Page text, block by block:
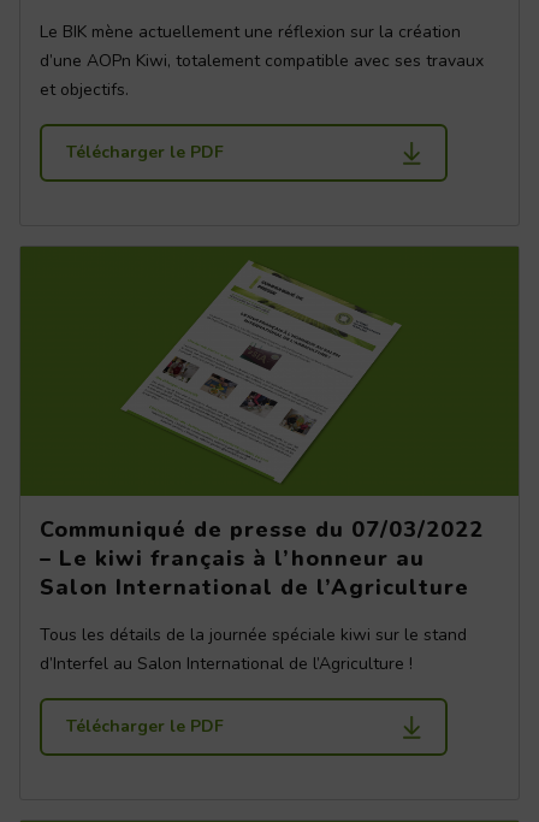
Le BIK mène actuellement une réflexion sur la création
d’une AOPn Kiwi, totalement compatible avec ses travaux
et objectifs.
Télécharger le PDF
Communiqué de presse du 07/03/2022
– Le kiwi français à l’honneur au
Salon International de l’Agriculture
Tous les détails de la journée spéciale kiwi sur le stand
d’Interfel au Salon International de l’Agriculture !
Télécharger le PDF